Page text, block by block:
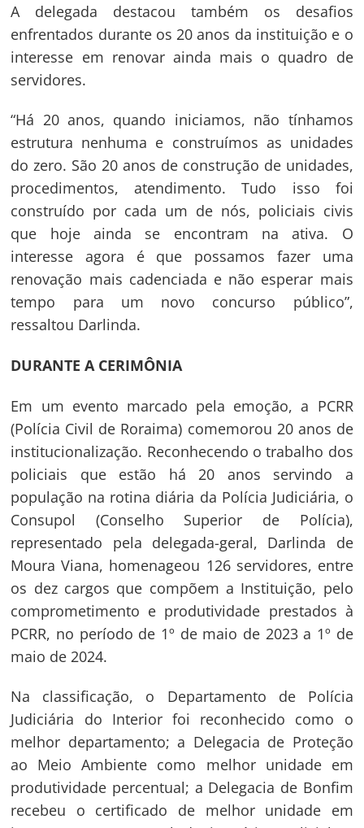
A delegada destacou também os desafios
enfrentados durante os 20 anos da instituição e o
interesse em renovar ainda mais o quadro de
servidores.
“Há 20 anos, quando iniciamos, não tínhamos
estrutura nenhuma e construímos as unidades
do zero. São 20 anos de construção de unidades,
procedimentos, atendimento. Tudo isso foi
construído por cada um de nós, policiais civis
que hoje ainda se encontram na ativa. O
interesse agora é que possamos fazer uma
renovação mais cadenciada e não esperar mais
tempo para um novo concurso público”,
ressaltou Darlinda.
DURANTE A CERIMÔNIA
Em um evento marcado pela emoção, a PCRR
(Polícia Civil de Roraima) comemorou 20 anos de
institucionalização. Reconhecendo o trabalho dos
policiais que estão há 20 anos servindo a
população na rotina diária da Polícia Judiciária, o
Consupol (Conselho Superior de Polícia),
representado pela delegada-geral, Darlinda de
Moura Viana, homenageou 126 servidores, entre
os dez cargos que compõem a Instituição, pelo
comprometimento e produtividade prestados à
PCRR, no período de 1º de maio de 2023 a 1º de
maio de 2024.
Na classificação, o Departamento de Polícia
Judiciária do Interior foi reconhecido como o
melhor departamento; a Delegacia de Proteção
ao Meio Ambiente como melhor unidade em
produtividade percentual; a Delegacia de Bonfim
recebeu o certificado de melhor unidade em